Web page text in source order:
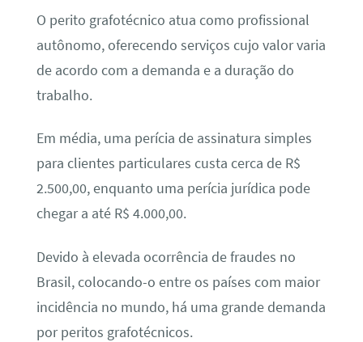
O perito grafotécnico atua como profissional
autônomo, oferecendo serviços cujo valor varia
de acordo com a demanda e a duração do
trabalho.
Em média, uma perícia de assinatura simples
para clientes particulares custa cerca de R$
2.500,00, enquanto uma perícia jurídica pode
chegar a até R$ 4.000,00.
Devido à elevada ocorrência de fraudes no
Brasil, colocando-o entre os países com maior
incidência no mundo, há uma grande demanda
por peritos grafotécnicos.